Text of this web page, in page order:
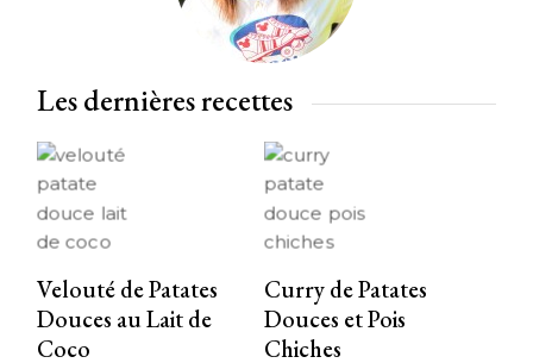
Les dernières recettes
Velouté de Patates
Douces au Lait de
Coco
Curry de Patates
Douces et Pois
Chiches